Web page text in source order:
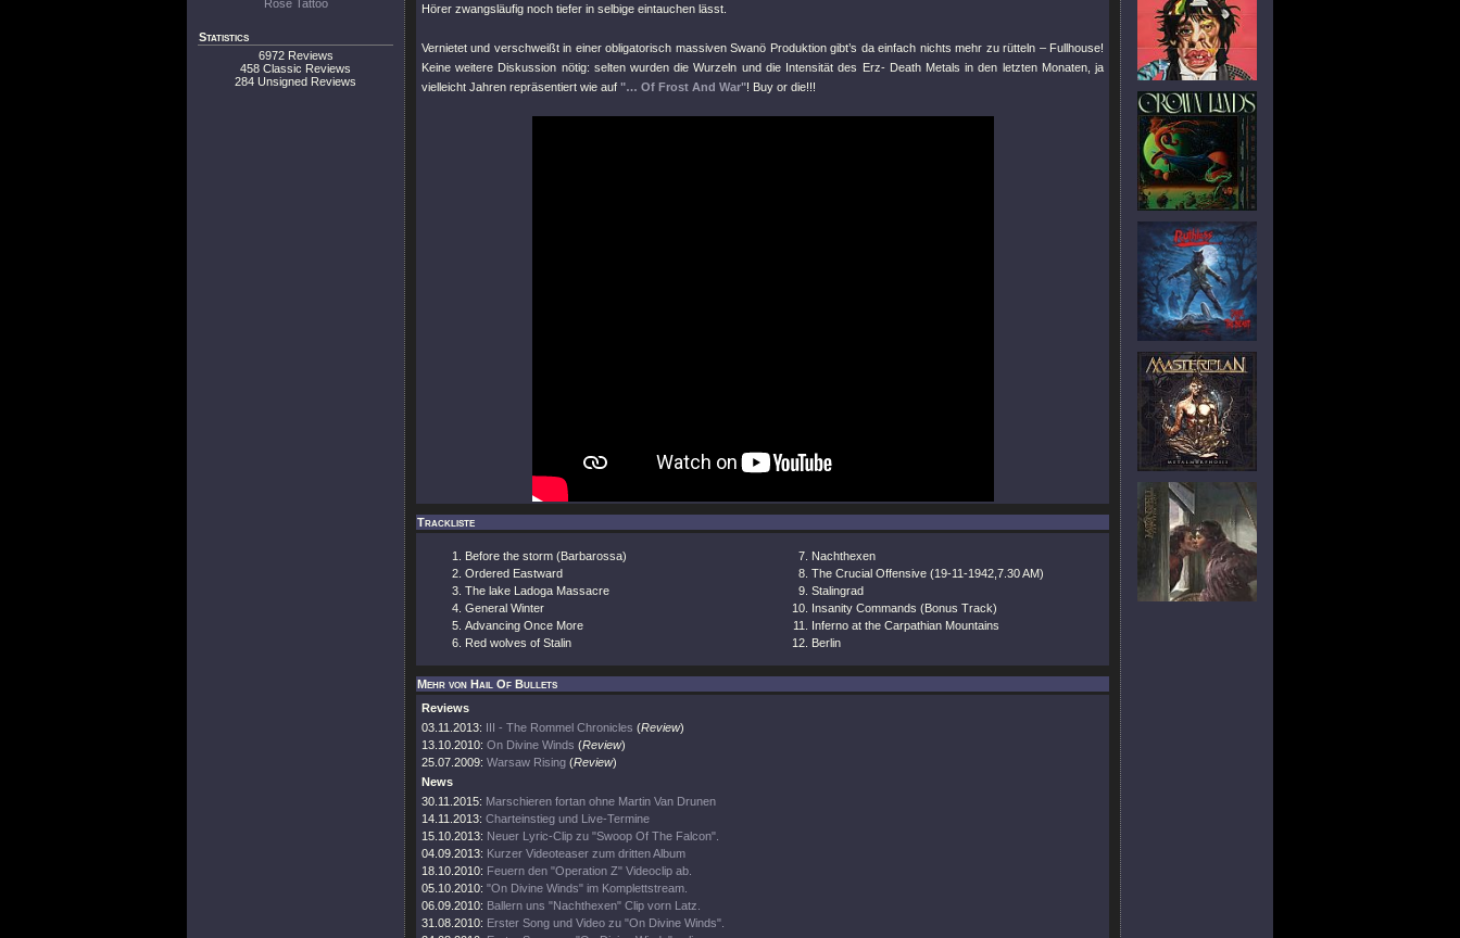
Rose Tattoo
Statistics
6972 Reviews
458 Classic Reviews
284 Unsigned Reviews
Hörer zwangsläufig noch tiefer in selbige eintauchen lässt.
Vernietet und verschweißt in einer obligatorisch massiven Swanö Produktion gibt’s da einfach nichts mehr zu rütteln – Fullhouse!
Keine weitere Diskussion nötig: selten wurden die Wurzeln und die Intensität des Erz- Death Metals in den letzten Monaten, ja
vielleicht Jahren repräsentiert wie auf "… Of Frost And War"! Buy or die!!!
Trackliste
Before the storm (Barbarossa)
Ordered Eastward
The lake Ladoga Massacre
General Winter
Advancing Once More
Red wolves of Stalin
Nachthexen
The Crucial Offensive (19-11-1942,7.30 AM)
Stalingrad
Insanity Commands (Bonus Track)
Inferno at the Carpathian Mountains
Berlin
Mehr von Hail Of Bullets
Reviews
03.11.2013: III - The Rommel Chronicles (Review)
13.10.2010: On Divine Winds (Review)
25.07.2009: Warsaw Rising (Review)
News
30.11.2015: Marschieren fortan ohne Martin Van Drunen
14.11.2013: Charteinstieg und Live-Termine
15.10.2013: Neuer Lyric-Clip zu "Swoop Of The Falcon".
04.09.2013: Kurzer Videoteaser zum dritten Album
18.10.2010: Feuern den "Operation Z" Videoclip ab.
05.10.2010: "On Divine Winds" im Komplettstream.
06.09.2010: Ballern uns "Nachthexen" Clip vorn Latz.
31.08.2010: Erster Song und Video zu "On Divine Winds".